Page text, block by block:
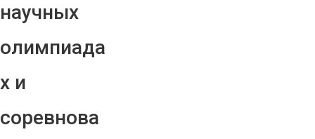
научных
олимпиада
х и
соревнова